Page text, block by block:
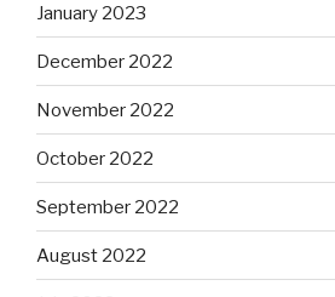
January 2023
December 2022
November 2022
October 2022
September 2022
August 2022